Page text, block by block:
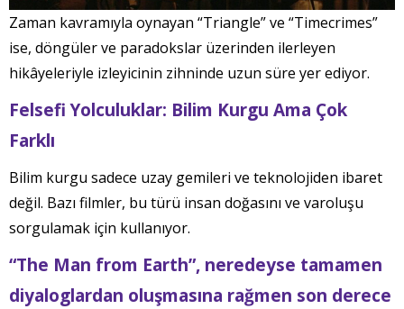
Zaman kavramıyla oynayan “Triangle” ve “Timecrimes”
ise, döngüler ve paradokslar üzerinden ilerleyen
hikâyeleriyle izleyicinin zihninde uzun süre yer ediyor.
Felsefi Yolculuklar: Bilim Kurgu Ama Çok
Farklı
Bilim kurgu sadece uzay gemileri ve teknolojiden ibaret
değil. Bazı filmler, bu türü insan doğasını ve varoluşu
sorgulamak için kullanıyor.
“The Man from Earth”, neredeyse tamamen
diyaloglardan oluşmasına rağmen son derece